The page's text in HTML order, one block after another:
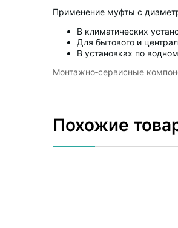
Применение муфты с
В климатических
Для бытового и
В установках по
Монтажно‑сервисные
Похожие